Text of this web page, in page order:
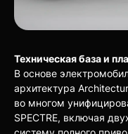
Техническая база и
В основе
архитектура
во многом
SPECTRE, включая